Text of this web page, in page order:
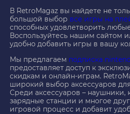
В RetroMagaz вы найдете не
большой выбор все игры на
способных удовлетворить
Воспользуйтесь нашим сайтом
удобно добавить игры в вашу
Мы предлагаем подписка
предоставляет доступ к
скидкам и онлайн-играм.
широкий выбор аксессуаров
Среди аксессуаров – наушники,
зарядные станции и многое
игровой процесс и добавит